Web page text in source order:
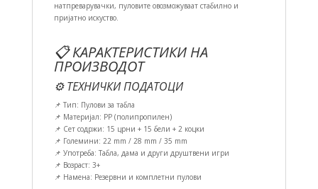
натпреварувачки, пуловите овозможуваат стабилно и
пријатно искуство.
📋 КАРАКТЕРИСТИКИ НА
ПРОИЗВОДОТ
⚙️ ТЕХНИЧКИ ПОДАТОЦИ
📌 Тип: Пулови за табла
📌 Материјал: PP (полипропилен)
📌 Сет содржи: 15 црни + 15 бели + 2 коцки
📌 Големини: 22 mm / 28 mm / 35 mm
📌 Употреба: Табла, дама и други друштвени игри
📌 Возраст: 3+
📌 Намена: Резервни и комплетни пулови